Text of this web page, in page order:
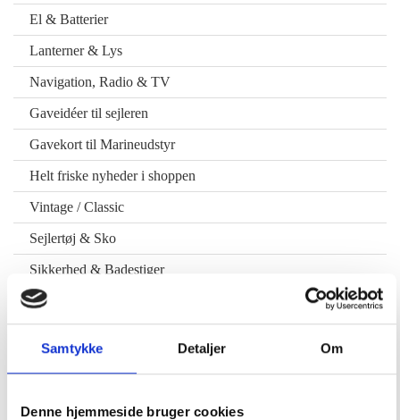
Samtykke Detaljer Om
Denne hjemmeside bruger cookies
El & Batterier
Lanterner & Lys
Navigation, Radio & TV
Gaveidéer til sejleren
Gavekort til Marineudstyr
Helt friske nyheder i shoppen
Vintage / Classic
Sejlertøj & Sko
Sikkerhed & Badestiger
Vandsport & Fritid